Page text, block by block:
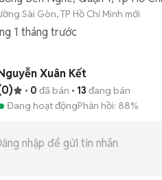
Sài Gòn, TP Hồ Chí Minh mới
1 tháng trước
Xuân Kết
0 đã bán 13 đang bán
Đang hoạt độngPhản hồi: 88%